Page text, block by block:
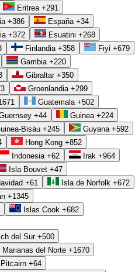
tareas repetitivas devuelve
de mayor impacto en lugar
datos y respeta tus reglas de
los costos ocultos de equivocarse.
analítica en la propia aplicación
indicadores y acelera la toma de
es intuitiva, la gente la
Eritrea +291
+386 España +34
+372 Esuatini +268
Finlandia +358 Fiyi +679
Gambia +220
Gibraltar +350
Groenlandia +299
Guatemala +502
+44 Guinea +224
Bisáu +245 Guyana +592
Hong Kong +852
Indonesia +62 Irak +964
Isla Bouvet +47
+61 Isla de Norfolk +672
+1345
Islas Cook +682
del Sur +500
Marianas del Norte +1670
+64